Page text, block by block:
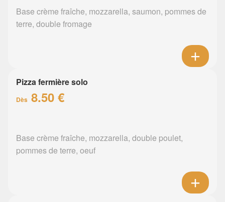
Base crème fraîche, mozzarella, saumon, pommes de
terre, double fromage
Pizza fermière solo
Dès 8.50 €
Base crème fraîche, mozzarella, double poulet,
pommes de terre, oeuf